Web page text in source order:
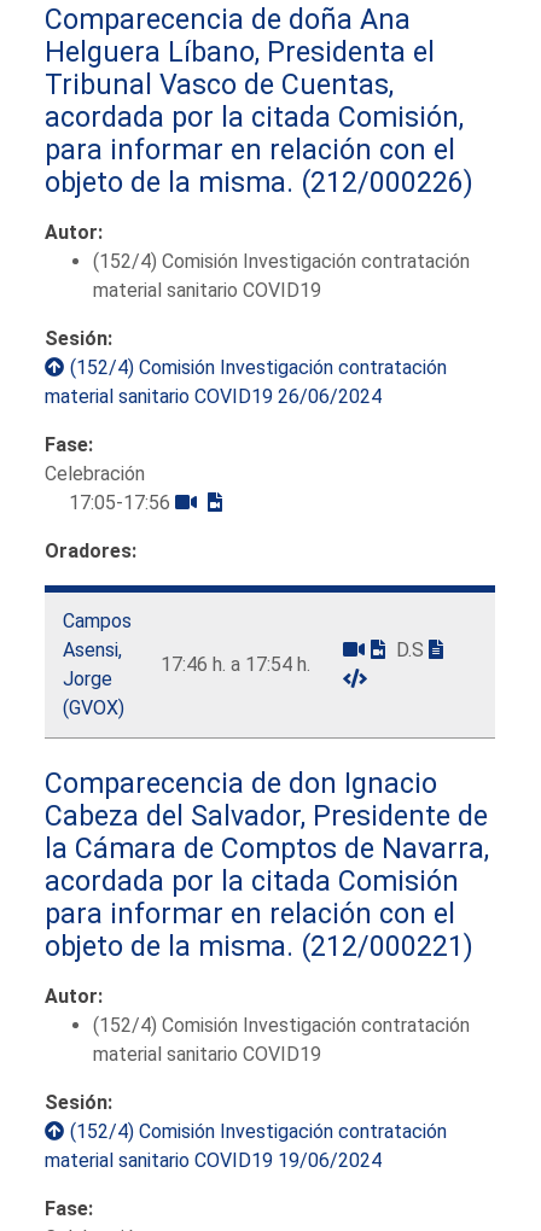
Comparecencia de doña Ana
Helguera Líbano, Presidenta el
Tribunal Vasco de Cuentas,
acordada por la citada Comisión,
para informar en relación con el
objeto de la misma. (212/000226)
Autor:
(152/4) Comisión Investigación contratación
material sanitario COVID19
Sesión:
(152/4) Comisión Investigación contratación
material sanitario COVID19 26/06/2024
Fase:
Celebración
17:05-17:56
Oradores:
Campos
Asensi,
Jorge
(GVOX)
17:46 h. a 17:54 h.
D.S
Comparecencia de don Ignacio
Cabeza del Salvador, Presidente de
la Cámara de Comptos de Navarra,
acordada por la citada Comisión
para informar en relación con el
objeto de la misma. (212/000221)
Autor:
(152/4) Comisión Investigación contratación
material sanitario COVID19
Sesión:
(152/4) Comisión Investigación contratación
material sanitario COVID19 19/06/2024
Fase: